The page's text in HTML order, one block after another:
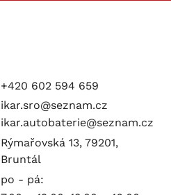
+420 602 594 659
ikar.sro@seznam.cz
ikar.autobaterie@seznam.cz
Rýmařovská 13, 79201,
Bruntál
po - pá: